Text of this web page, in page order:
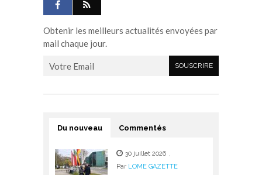
Obtenir les meilleurs actualités envoyées par
mail chaque jour.
Du nouveau Commentés
30 juillet 2026 ,
Par LOME GAZETTE